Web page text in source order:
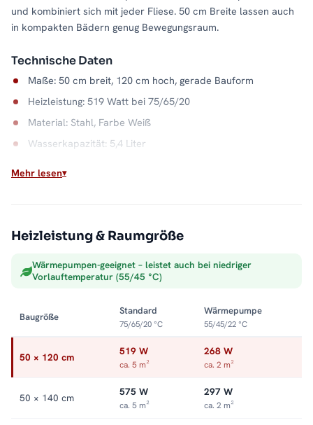
und kombiniert sich mit jeder Fliese. 50 cm Breite lassen auch
in kompakten Bädern genug Bewegungsraum.
Technische Daten
Maße: 50 cm breit, 120 cm hoch, gerade Bauform
Heizleistung: 519 Watt bei 75/65/20
Material: Stahl, Farbe Weiß
Wasserkapazität: 5,4 Liter
Als Warmwasser-Badheizkörper wird der ALPIYA direkt an die
gleichmäßig ab und hält Handtücher trocken und vorgewärmt.
Badheizkörper mit Mittelanschluss
Mehr lesen
Heizleistung & Raumgröße
Wärmepumpen-geeignet – leistet auch bei niedriger
Vorlauftemperatur (55/45 °C)
Baugröße
Standard
75/65/20 °C
Wärmepumpe
55/45/22 °C
50 × 120 cm 519 W
ca. 5 m²
268 W
ca. 2 m²
50 × 140 cm 575 W
ca. 5 m²
297 W
ca. 2 m²